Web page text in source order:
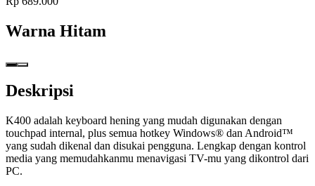
Warna Hitam
Deskripsi
K400 adalah keyboard hening yang mudah digunakan dengan
touchpad internal, plus semua hotkey Windows® dan Android™
yang sudah dikenal dan disukai pengguna. Lengkap dengan kontrol
media yang memudahkanmu menavigasi TV-mu yang dikontrol dari
PC.